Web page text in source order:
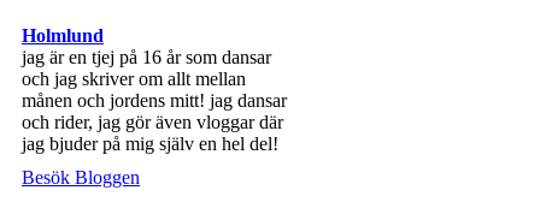
Holmlund
jag är en tjej på 16 år som dansar
och jag skriver om allt mellan
månen och jordens mitt! jag dansar
och rider, jag gör även vloggar där
jag bjuder på mig själv en hel del!
Besök Bloggen